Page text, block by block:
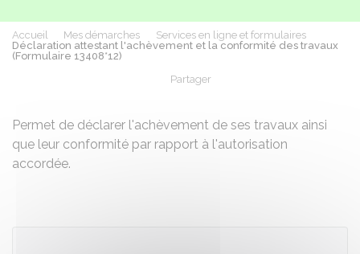
Accueil Mes démarches
Services en ligne et formulaires
Déclaration attestant l'achèvement et la conformité des travaux
(Formulaire 13408*12)
Partager
Permet de déclarer l'achèvement de ses travaux ainsi
que leur conformité par rapport à l'autorisation
accordée.